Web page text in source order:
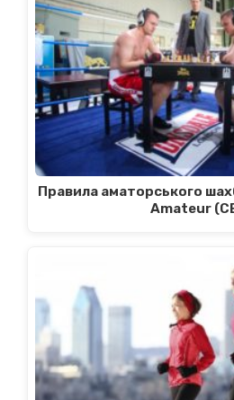
Правила аматорського
Amateur